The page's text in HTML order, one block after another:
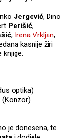
Jergović, Dino
Perišić,
, Irena Vrkljan,
kasnije žiri
knjige:
optika)
(Konzor)
je donesena, te